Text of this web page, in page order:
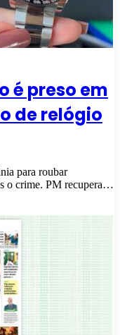
é preso em
de relógio
para roubar
o crime. PM recupera…